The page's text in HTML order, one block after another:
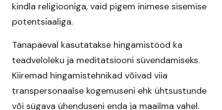
kindla religiooniga, vaid pigem inimese sisemise
potentsiaaliga.
Tänapäeval kasutatakse hingamistööd ka
teadveloleku ja meditatsiooni süvendamiseks.
Kiiremad hingamistehnikad võivad viia
transpersonaalse kogemuseni ehk ühtsustunde
või sügava ühenduseni enda ja maailma vahel.